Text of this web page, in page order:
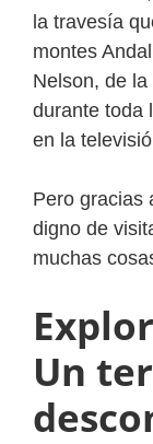
la travesía
montes
Nelson, de
durante toda
en la
Pero gracias
digno de
muchas
Un